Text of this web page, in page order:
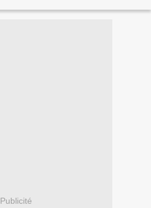
Publicité